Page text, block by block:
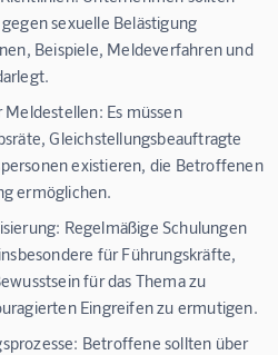
sexuelle Belästigung
Beispiele, Meldeverfahren und
Meldestellen: Es müssen
Gleichstellungsbeauftragte
existieren, die Betroffenen
ermöglichen.
Regelmäßige Schulungen
für Führungskräfte,
für das Thema zu
Eingreifen zu ermutigen.
Betroffene sollten über